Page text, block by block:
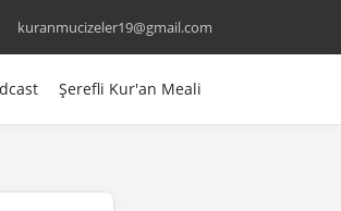
kuranmucizeler19@gmail.com
Şerefli Kur'an Meali